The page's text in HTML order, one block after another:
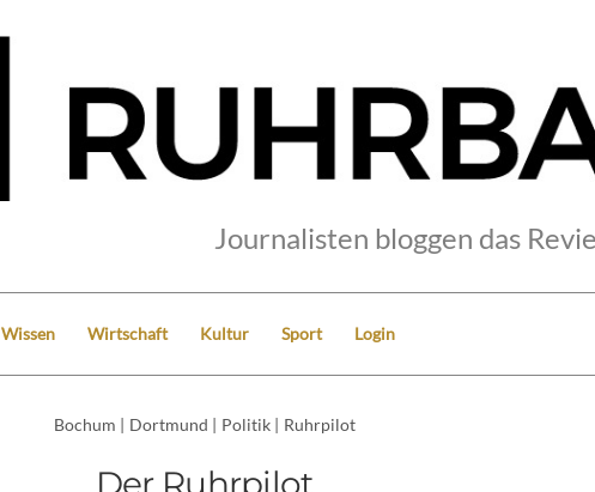
Journalisten bloggen das
Wissen Wirtschaft Kultur Sport Login
Bochum | Dortmund | Politik | Ruhrpilot
Der Ruhrpilot